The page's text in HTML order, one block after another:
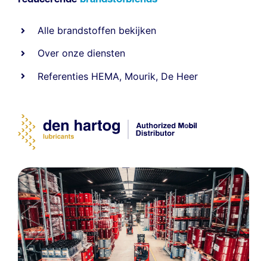
Alle brandstoffen bekijken
Over onze diensten
Referenties HEMA, Mourik, De Heer